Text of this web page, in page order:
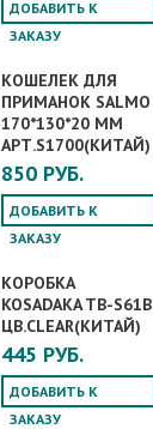
ДОБАВИТЬ К
ЗАКАЗУ
КОШЕЛЕК ДЛЯ
ПРИМАНОК SALMO
170*130*20 ММ
АРТ.S1700(КИТАЙ)
850 РУБ.
ДОБАВИТЬ К
ЗАКАЗУ
КОРОБКА
KOSADAKA TB-S61B
ЦВ.CLEAR(КИТАЙ)
445 РУБ.
ДОБАВИТЬ К
ЗАКАЗУ